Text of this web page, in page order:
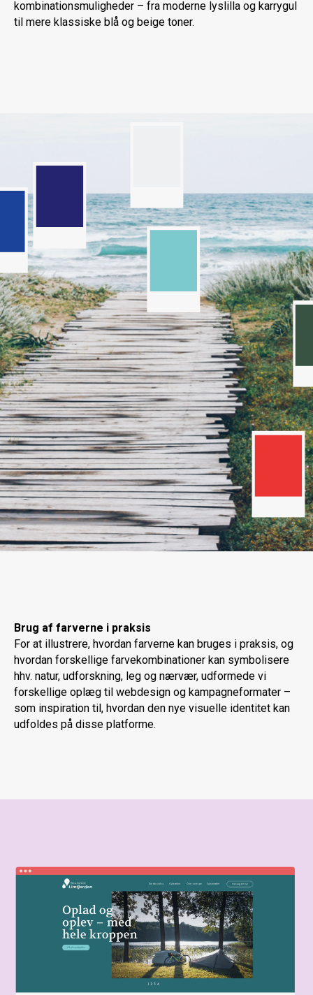
kombinationsmuligheder – fra moderne lyslilla og karrygul
til mere klassiske blå og beige toner.
Brug af farverne i praksis
For at illustrere, hvordan farverne kan bruges i praksis, og
hvordan forskellige farvekombinationer kan symbolisere
hhv. natur, udforskning, leg og nærvær, udformede vi
forskellige oplæg til webdesign og kampagneformater –
som inspiration til, hvordan den nye visuelle identitet kan
udfoldes på disse platforme.